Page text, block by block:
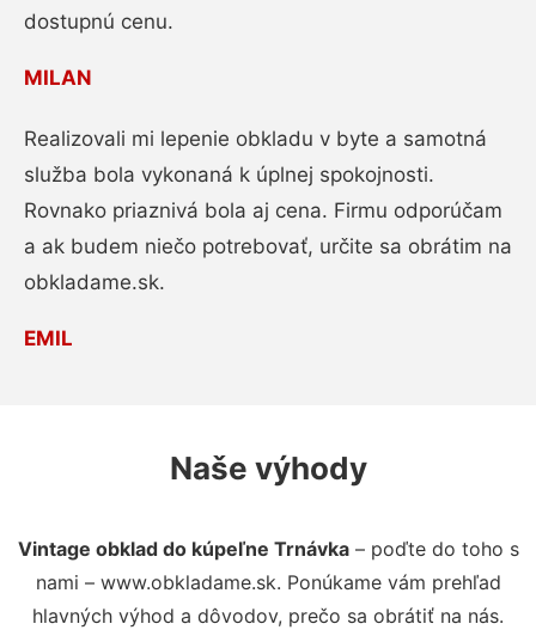
dostupnú cenu.
MILAN
Realizovali mi lepenie obkladu v byte a samotná
služba bola vykonaná k úplnej spokojnosti.
Rovnako priaznivá bola aj cena. Firmu odporúčam
a ak budem niečo potrebovať, určite sa obrátim na
obkladame.sk.
EMIL
Naše výhody
Vintage obklad do kúpeľne Trnávka– poďte do toho s
nami – www.obkladame.sk. Ponúkame vám prehľad
hlavných výhod a dôvodov, prečo sa obrátiť na nás.